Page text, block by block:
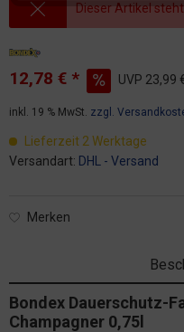
Dieser Artikel
12,78 € * UVP 23,99
inkl. 19 % MwSt. zzgl.
Lieferzeit 2 Werktage
Versandart: DHL - Versand
Merken
Bondex Dauerschutz-
Champagner 0,75l